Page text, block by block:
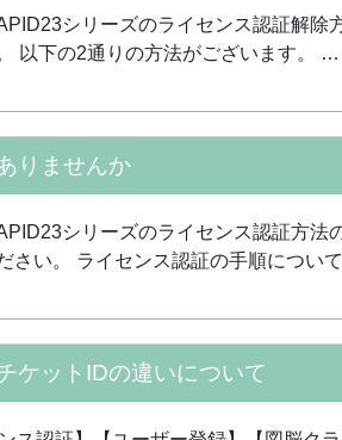
シリーズのライセンス認証解
以下の2通りの方法がございます。 …
りませんか
シリーズのライセンス認証方
さい。 ライセンス認証の手順につい
ケットIDの違いについて